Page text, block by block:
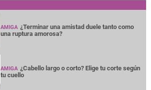
AMIGA ¿Terminar una amistad duele tanto como
una ruptura amorosa?
AMIGA ¿Cabello largo o corto? Elige tu corte según
tu cuello